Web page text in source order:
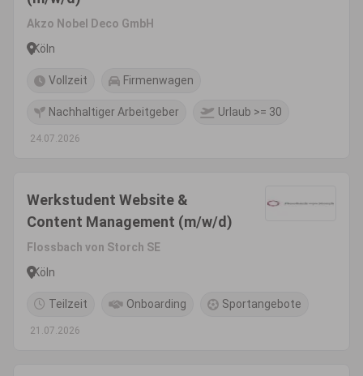
Akzo Nobel Deco GmbH
Köln
Vollzeit Firmenwagen
Nachhaltiger Arbeitgeber Urlaub >= 30
24.07.2026
Werkstudent Website &
Content Management (m/w/d)
Flossbach von Storch SE
Köln
Teilzeit Onboarding Sportangebote
21.07.2026